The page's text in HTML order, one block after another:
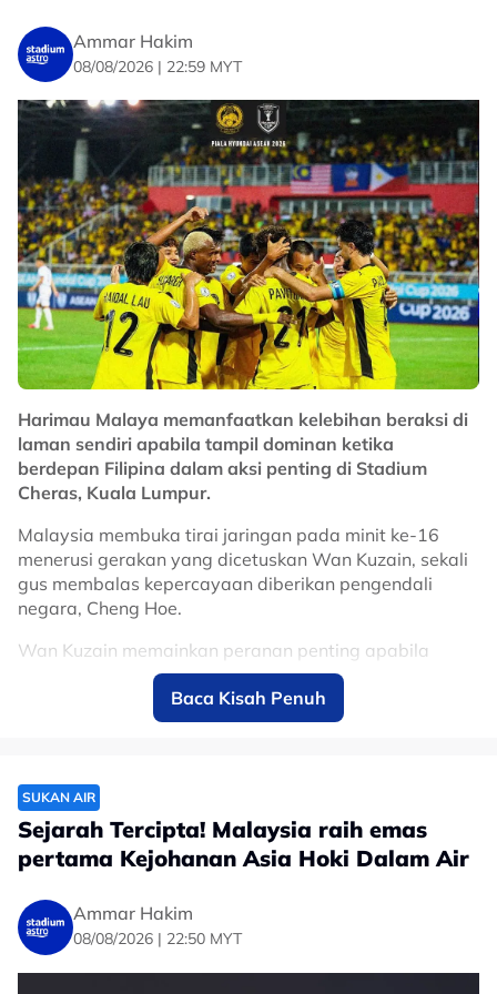
Ammar Hakim
08/08/2026 | 22:59 MYT
Harimau Malaya memanfaatkan kelebihan beraksi di
laman sendiri apabila tampil dominan ketika
berdepan Filipina dalam aksi penting di Stadium
Cheras, Kuala Lumpur.
Malaysia membuka tirai jaringan pada minit ke-16
menerusi gerakan yang dicetuskan Wan Kuzain, sekali
gus membalas kepercayaan diberikan pengendali
negara, Cheng Hoe.
Wan Kuzain memainkan peranan penting apabila
menghasilkan hantaran tepat yang membolehkan
rakan sepasukan, Pavithran Gunalan menyempurnakan
peluang untuk meletakkan Harimau Malaya di depan.
Stadium Cheras dengan penyokong tuan rumah terus
memberikan sokongan kepada anak buah Cheng Hoe.
Filipina bagaimanapun hampir memberikan respons
Mariona memperoleh peluang terbaik untuk
menyamakan kedudukan.
Namun, penjaga gol negara, Azri Ghani, bertindak
Baca Kisah Penuh
SUKAN AIR
Sejarah Tercipta! Malaysia raih emas
pertama Kejohanan Asia Hoki Dalam Air
Ammar Hakim
08/08/2026 | 22:50 MYT